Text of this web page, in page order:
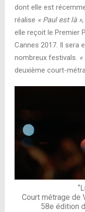
dont elle est
réalise « Paul est là »
elle reçoit le Premier
Cannes 2017. Il sera
nombreux festivals.
deuxième court-
Court métrage de
58e édition